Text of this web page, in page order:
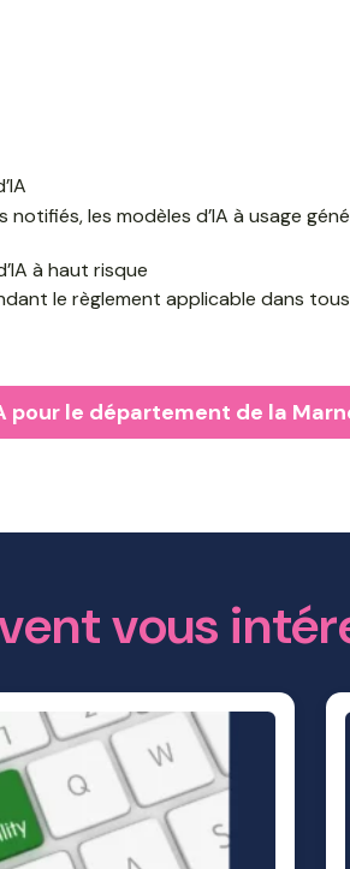
les modèles d’IA à usage
à haut risque
le règlement applicable dans
pour le département de la
vous